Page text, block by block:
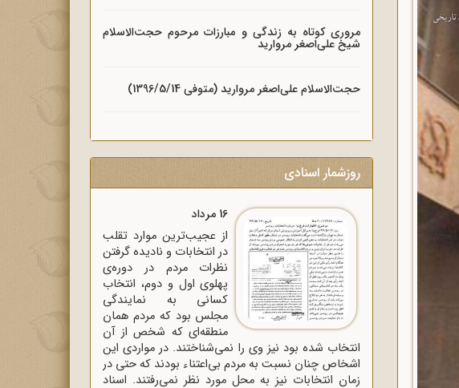
مروری کوتاه به زندگی و مبارزات مرحوم حجت‌الاسلام
شیخ علی‌اصغر مروارید
حجت‌الاسلام علی‌اصغر مروارید (متوفی 1396/5/14)
روزشمار اسنادی
16 مرداد
از عجیب‌ترین موارد تقلب
در انتخابات و نادیده گرفتن
نظرات مردم در دوره‌ی
پهلوی اول و دوم، انتخاب
کسانی به نمایندگی
مجلس بود که مردم همان
منطقه‌ای که شخص از آن
انتخاب شده بود نیز وی را نمی‌شناختند. در مواردی این
اشخاص چنان نسبت به مردم بی‌اعتناء بودند که حتی در
زمان انتخابات نیز به محل مورد نظر نمی‌رفتند. اسناد